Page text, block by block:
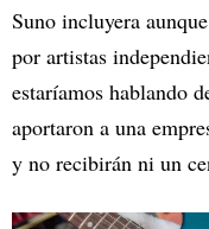
Suno incluyera
por artistas
estaríamos hablando
aportaron a una
y no recibirán ni un